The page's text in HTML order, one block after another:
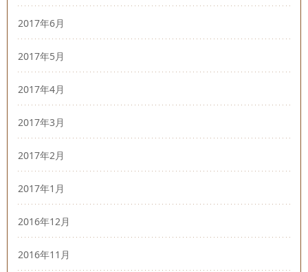
2017年6月
2017年5月
2017年4月
2017年3月
2017年2月
2017年1月
2016年12月
2016年11月